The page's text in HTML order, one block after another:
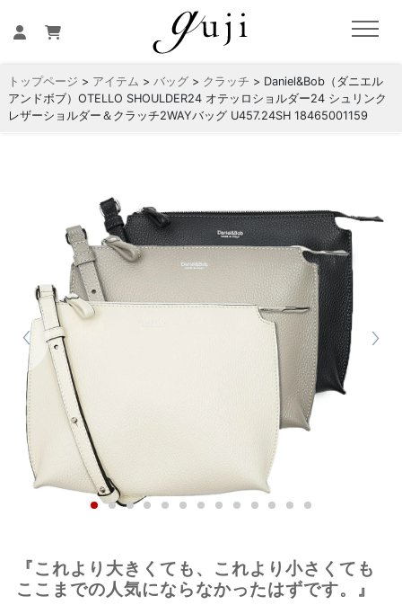
トップページ > アイテム > バッグ> クラッチ > Daniel&Bob（ダニエル
アンドボブ）OTELLO SHOULDER24 オテッロショルダー24 シュリンク
レザーショルダー＆クラッチ2WAYバッグ U457.24SH 18465001159
『これより大きくても、これより小さくても
ここまでの人気にならなかったはずです。』